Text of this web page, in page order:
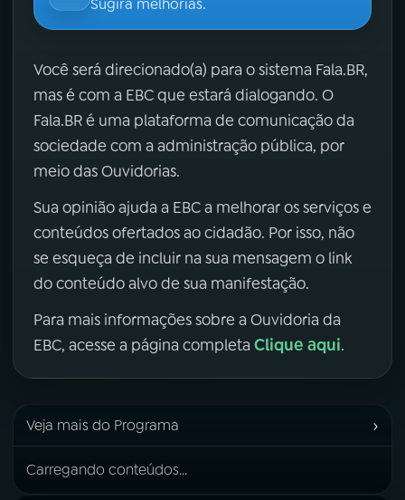
Sugira melhorias.
Você será direcionado(a) para o sistema Fala.BR,
mas é com a EBC que estará dialogando. O
Fala.BR é uma plataforma de comunicação da
sociedade com a administração pública, por
meio das Ouvidorias.
Sua opinião ajuda a EBC a melhorar os serviços e
conteúdos ofertados ao cidadão. Por isso, não
se esqueça de incluir na sua mensagem o link
do conteúdo alvo de sua manifestação.
Para mais informações sobre a Ouvidoria da
EBC, acesse a página completa Clique aqui.
Veja mais do Programa ›
Carregando conteúdos...